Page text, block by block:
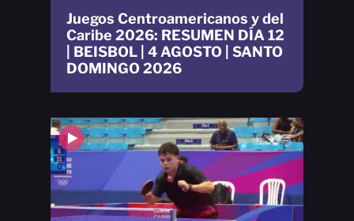
Juegos Centroamericanos y del
Caribe 2026: RESUMEN DÍA 12
| BEISBOL | 4 AGOSTO | SANTO
DOMINGO 2026